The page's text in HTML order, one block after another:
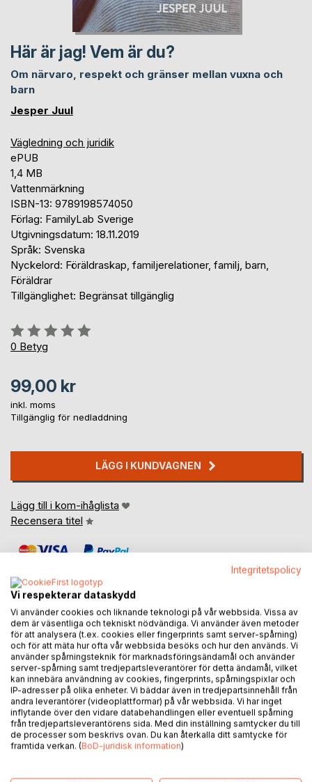
Här är jag! Vem är du?
Om närvaro, respekt och gränser mellan vuxna och
barn
Jesper Juul
Vägledning och juridik
ePUB
1,4 MB
Vattenmärkning
ISBN-13: 9789198574050
Förlag: FamilyLab Sverige
Utgivningsdatum: 18.11.2019
Språk: Svenska
Nyckelord: Föräldraskap, familjerelationer, familj, barn,
Föräldrar
Tillgänglighet: Begränsat tillgänglig
Betyg::
0%
0 Betyg
99,00 kr
inkl. moms
Tillgänglig för nedladdning
LÄGG I KUNDVAGNEN
Lägg till i kom-ihåglista
Recensera titel
BESKRIVNING
Hur kan man som förälder på bästa sätt tackla vardagens
små konflikter? Med hjälp av stränga förhållningsregler och
tydliga gränser, eller genom att tvärtom låta barnet själv
bestämma och ta ansvar för sina handlingar? Varken eller,
menar den välkände danske familjeterapeuten Jesper Juul,
som har gjort sig känd för att vända upp och ned på
vedertagna föreställningar om samspelet mellan föräldrar
Integritetspolicy
Vi respekterar dataskydd
Vi använder cookies och liknande teknologi på vår webbsida. Vissa av
dem är väsentliga och tekniskt nödvändiga. Vi använder även metoder
för att analysera (t.ex. cookies eller fingerprints samt server-spårning)
och för att mäta hur ofta vår webbsida besöks och hur den används. Vi
använder spårningsteknik för marknadsföringsändamål och använder
server-spårning samt tredjepartsleverantörer för detta ändamål, vilket
kan innebära användning av cookies, fingerprints, spårningspixlar och
IP-adresser på olika enheter. Vi bäddar även in tredjepartsinnehåll från
andra leverantörer (videoplattformar) på vår webbsida. Vi har inget
inflytande över den vidare databehandlingen eller eventuell spårning
från tredjepartsleverantörens sida. Med din inställning samtycker du till
de processer som beskrivs ovan. Du kan återkalla ditt samtycke för
framtida verkan. (BoD-juridisk information)